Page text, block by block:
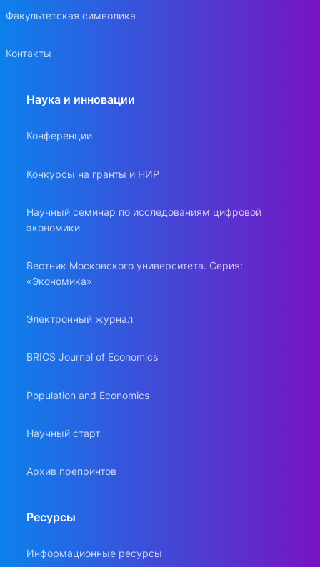
Факультетская символика
Контакты
Наука и инновации
Конференции
Конкурсы на гранты и НИР
Научный семинар по исследованиям цифровой
экономики
Вестник Московского университета. Серия:
«Экономика»
Электронный журнал
BRICS Journal of Economics
Population and Economics
Научный старт
Архив препринтов
Ресурсы
Информационные ресурсы